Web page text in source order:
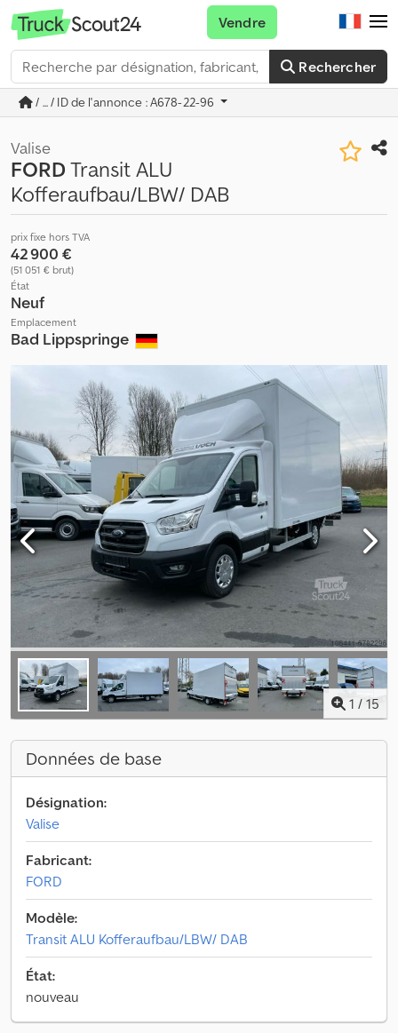
Rechercher
Vendre
/ ... / ID de l'annonce : A678-22-96
Valise
FORDTransit ALU
Kofferaufbau/LBW/ DAB
prix fixe hors TVA
42 900 €
(51 051 € brut)
État
Neuf
Emplacement
Bad Lippspringe
1 / 15
Données de base
Désignation:
Valise
Fabricant:
FORD
Modèle:
Transit ALU Kofferaufbau/LBW/ DAB
État:
nouveau